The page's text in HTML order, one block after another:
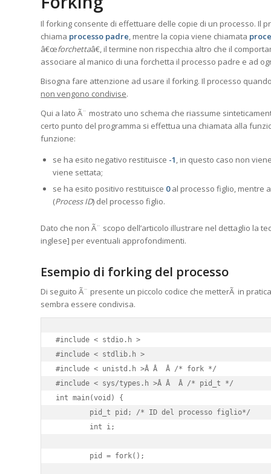
Il forking consente di effettuare delle copie di un processo. Il
chiama processo padre, mentre la copia viene chiamata
â€œforchettaâ€, il termine non rispecchia altro che il
associare al manico di una forchetta il processo padre e ad
Bisogna fare attenzione ad usare il forking. Il processo
non vengono condivise.
Qui a lato Ã¨ mostrato uno schema che riassume
certo punto del programma si effettua una chiamata alla
funzione:
se ha esito negativo restituisce -1, in questo caso non
viene settata;
se ha esito positivo restituisce 0al processo figlio, mentre
(Process ID) del processo figlio.
Dato che non Ã¨ scopo dell’articolo illustrare nel dettaglio la
inglese] per eventuali approfondimenti.
Esempio di forking del processo
Di seguito Ã¨ presente un piccolo codice che metterÃ in
sembra essere condivisa.
#include < stdio.h >
#include < stdlib.h >
#include < unistd.h >Â Â  Â /* fork */
#include < sys/types.h >Â Â  Â /* pid_t */
int main(void) {